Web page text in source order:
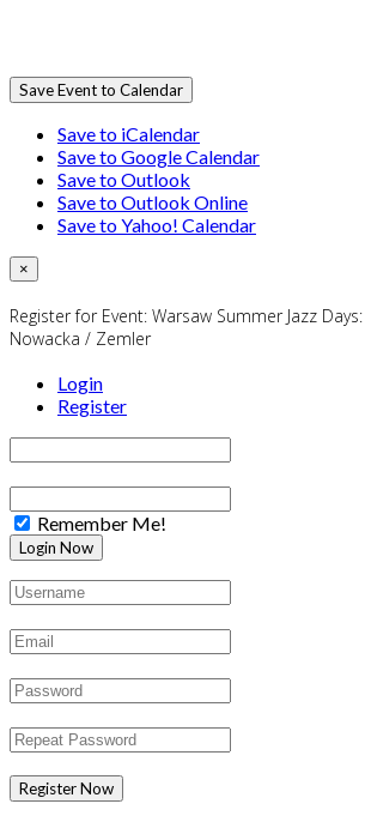
Save Event to Calendar
Save to iCalendar
Save to Google Calendar
Save to Outlook
Save to Outlook Online
Save to Yahoo! Calendar
×
Register for Event: Warsaw Summer Jazz
Nowacka / Zemler
Login
Register
Remember Me!
Register Now